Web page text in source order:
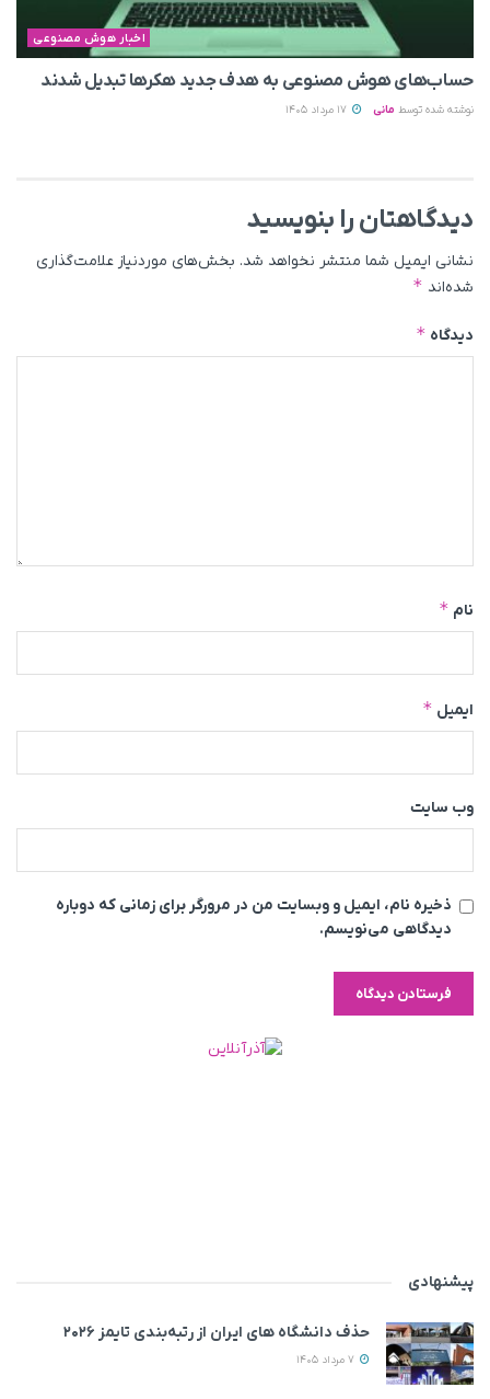
اخبار هوش مصنوعی
حساب‌های هوش مصنوعی به هدف جدید هکرها تبدیل شدند
نوشته شده توسط مانی
دیدگاهتان را بنویسید
نشانی ایمیل شما منتشر نخواهد شد. بخش‌های موردنیاز علامت‌گذاری
شده‌اند *
دیدگاه *
نام *
ایمیل *
وب‌ سایت
ذخیره نام، ایمیل و وبسایت من در مرورگر برای زمانی که دوباره
دیدگاهی می‌نویسم.
پیشنهادی
حذف دانشگاه های ایران از رتبه‌بندی تایمز ۲۰۲۶